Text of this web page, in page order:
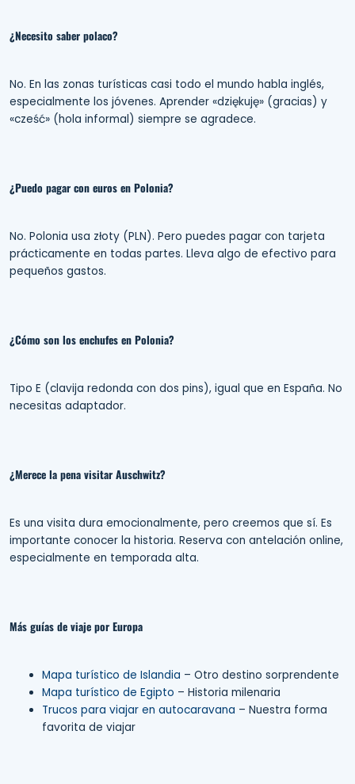
¿Necesito saber polaco?
No. En las zonas turísticas casi todo el mundo habla inglés,
especialmente los jóvenes. Aprender «dziękuję» (gracias) y
«cześć» (hola informal) siempre se agradece.
¿Puedo pagar con euros en Polonia?
No. Polonia usa złoty (PLN). Pero puedes pagar con tarjeta
prácticamente en todas partes. Lleva algo de efectivo para
pequeños gastos.
¿Cómo son los enchufes en Polonia?
Tipo E (clavija redonda con dos pins), igual que en España. No
necesitas adaptador.
¿Merece la pena visitar Auschwitz?
Es una visita dura emocionalmente, pero creemos que sí. Es
importante conocer la historia. Reserva con antelación online,
especialmente en temporada alta.
Más guías de viaje por Europa
Mapa turístico de Islandia – Otro destino sorprendente
Mapa turístico de Egipto – Historia milenaria
Trucos para viajar en autocaravana – Nuestra forma
favorita de viajar